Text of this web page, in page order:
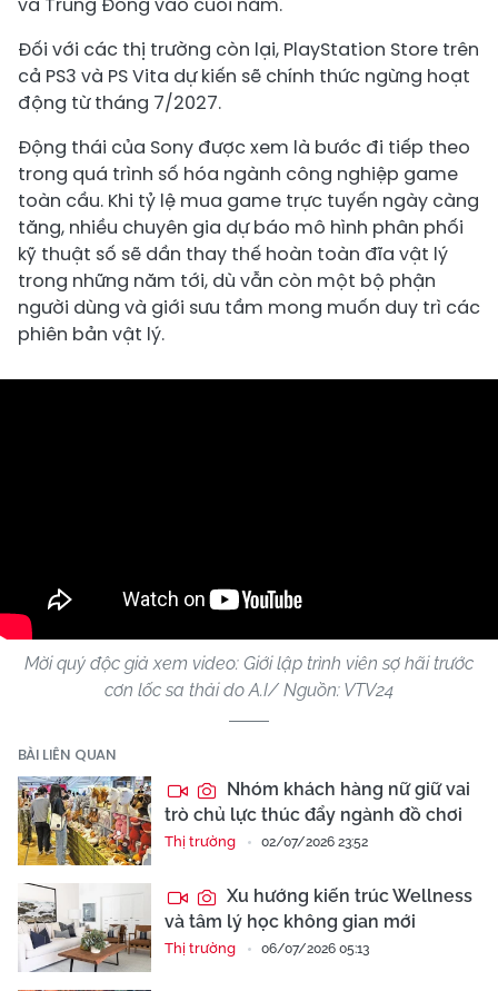
và Trung Đông vào cuối năm.
Đối với các thị trường còn lại, PlayStation Store trên
cả PS3 và PS Vita dự kiến sẽ chính thức ngừng hoạt
động từ tháng 7/2027.
Động thái của Sony được xem là bước đi tiếp theo
trong quá trình số hóa ngành công nghiệp game
toàn cầu. Khi tỷ lệ mua game trực tuyến ngày càng
tăng, nhiều chuyên gia dự báo mô hình phân phối
kỹ thuật số sẽ dần thay thế hoàn toàn đĩa vật lý
trong những năm tới, dù vẫn còn một bộ phận
người dùng và giới sưu tầm mong muốn duy trì các
phiên bản vật lý.
Mời quý độc giả xem video: Giới lập trình viên sợ hãi trước
cơn lốc sa thải do A.I/ Nguồn: VTV24
BÀI LIÊN QUAN
Nhóm khách hàng nữ giữ vai
trò chủ lực thúc đẩy ngành đồ chơi
Thị trường 02/07/2026 23:52
Xu hướng kiến trúc Wellness
và tâm lý học không gian mới
Thị trường 06/07/2026 05:13